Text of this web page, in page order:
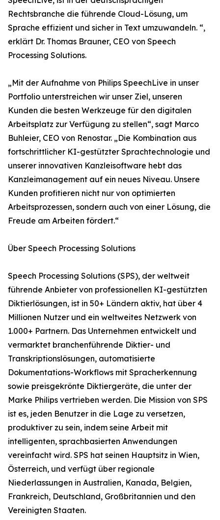
Rechtsbranche die führende Cloud-Lösung, um
Sprache effizient und sicher in Text umzuwandeln. “,
erklärt Dr. Thomas Brauner, CEO von Speech
Processing Solutions.
„Mit der Aufnahme von Philips SpeechLive in unser
Portfolio unterstreichen wir unser Ziel, unseren
Kunden die besten Werkzeuge für den digitalen
Arbeitsplatz zur Verfügung zu stellen“, sagt Marco
Buhleier, CEO von Renostar. „Die Kombination aus
fortschrittlicher KI-gestützter Sprachtechnologie und
unserer innovativen Kanzleisoftware hebt das
Kanzleimanagement auf ein neues Niveau. Unsere
Kunden profitieren nicht nur von optimierten
Arbeitsprozessen, sondern auch von einer Lösung, die
Freude am Arbeiten fördert.“
Über Speech Processing Solutions
Speech Processing Solutions (SPS), der weltweit
führende Anbieter von professionellen KI-gestützten
Diktierlösungen, ist in 50+ Ländern aktiv, hat über 4
Millionen Nutzer und ein weltweites Netzwerk von
1.000+ Partnern. Das Unternehmen entwickelt und
vermarktet branchenführende Diktier- und
Transkriptionslösungen, automatisierte
Dokumentations-Workflows mit Spracherkennung
sowie preisgekrönte Diktiergeräte, die unter der
Marke Philips vertrieben werden. Die Mission von SPS
ist es, jeden Benutzer in die Lage zu versetzen,
produktiver zu sein, indem seine Arbeit mit
intelligenten, sprachbasierten Anwendungen
vereinfacht wird. SPS hat seinen Hauptsitz in Wien,
Österreich, und verfügt über regionale
Niederlassungen in Australien, Kanada, Belgien,
Frankreich, Deutschland, Großbritannien und den
Vereinigten Staaten.